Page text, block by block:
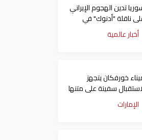
تدين الهجوم الإيراني
ناقلة "أدنوك" في
هرمز
أخبار عالمية
خورفكان يتجهز
سفينة على متنها
صينية
الإمارات